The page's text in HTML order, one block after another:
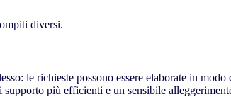
diversi.
le richieste possono essere elaborate in
più efficienti e un sensibile